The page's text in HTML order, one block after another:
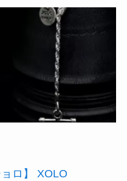
ロ】 XOLO